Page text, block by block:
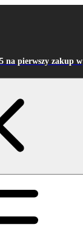
na pierwszy zakup w